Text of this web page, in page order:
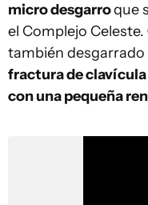
micro desgarroque
el Complejo Celeste.
también desgarrado
fractura de clavícula
con una pequeña